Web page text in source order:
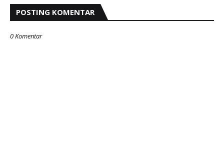
POSTING KOMENTAR
0 Komentar